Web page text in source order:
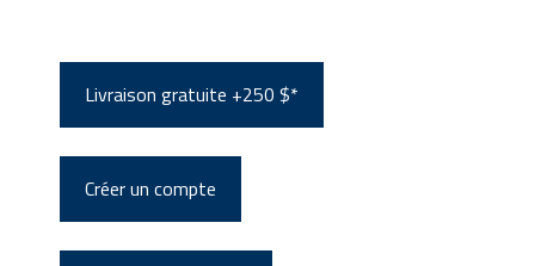
Livraison gratuite +250 $*
Créer un compte